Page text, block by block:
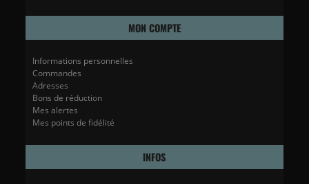
MON COMPTE
Informations personnelles
Commandes
Adresses
Bons de réduction
Mes alertes
Mes points de fidélité
INFOS